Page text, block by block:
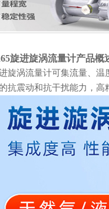
旋进旋涡流量计产品概
旋涡流量计可集流量、温
抗震动和抗干扰能力，高